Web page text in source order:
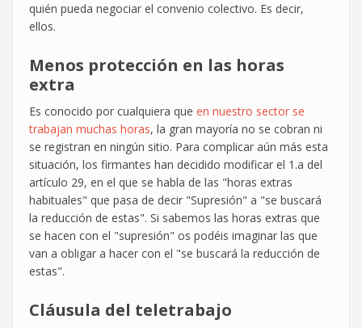
quién pueda negociar el convenio colectivo. Es decir,
ellos.
Menos protección en las horas
extra
Es conocido por cualquiera que en nuestro sector se
trabajan muchas horas, la gran mayoría no se cobran ni
se registran en ningún sitio. Para complicar aún más esta
situación, los firmantes han decidido modificar el 1.a del
artículo 29, en el que se habla de las "horas extras
habituales" que pasa de decir "Supresión" a "se buscará
la reducción de estas". Si sabemos las horas extras que
se hacen con el "supresión" os podéis imaginar las que
van a obligar a hacer con el "se buscará la reducción de
estas".
Cláusula del teletrabajo